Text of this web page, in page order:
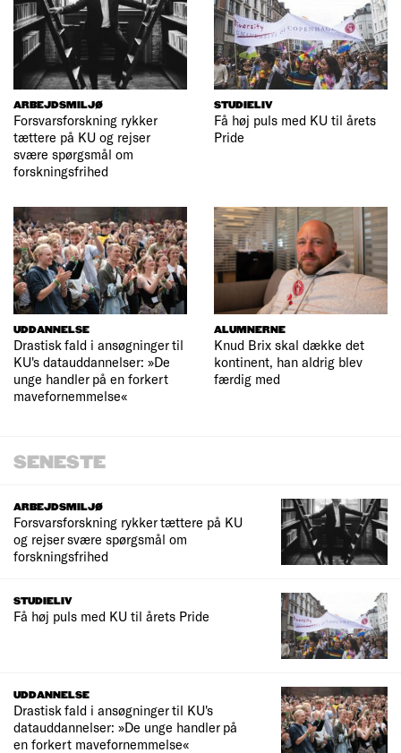
ARBEJDSMILJØ
Forsvarsforskning rykker
tættere på KU og rejser
svære spørgsmål om
forskningsfrihed
STUDIELIV
Få høj puls med KU til årets
Pride
UDDANNELSE
Drastisk fald i ansøgninger til
KU's datauddannelser: »De
unge handler på en forkert
mavefornemmelse«
ALUMNERNE
Knud Brix skal dække det
kontinent, han aldrig blev
færdig med
SENESTE
ARBEJDSMILJØ
Forsvarsforskning rykker tættere på KU
og rejser svære spørgsmål om
forskningsfrihed
STUDIELIV
Få høj puls med KU til årets Pride
UDDANNELSE
Drastisk fald i ansøgninger til KU's
datauddannelser: »De unge handler på
en forkert mavefornemmelse«